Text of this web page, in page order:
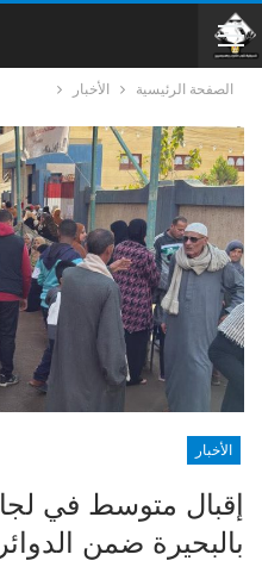
الصفحة الرئيسية الأخبار
الأخبار
إقبال متوسط في
بالبحيرة ضمن